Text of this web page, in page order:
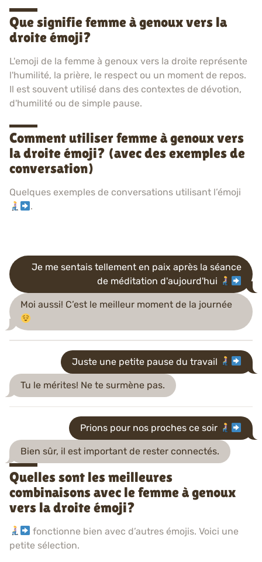
Que signifie femme à genoux vers la
droite émoji?
L'emoji de la femme à genoux vers la droite représente
l'humilité, la prière, le respect ou un moment de repos.
Il est souvent utilisé dans des contextes de dévotion,
d'humilité ou de simple pause.
Comment utiliser femme à genoux vers
la droite émoji? (avec des exemples de
conversation)
Quelques exemples de conversations utilisant l’émoji
.
Je me sentais tellement en paix après la séance
de méditation d'aujourd'hui
Moi aussi! C’est le meilleur moment de la journée
Juste une petite pause du travail
Tu le mérites! Ne te surmène pas.
Prions pour nos proches ce soir
Bien sûr, il est important de rester connectés.
Quelles sont les meilleures
combinaisons avec le femme à genoux
vers la droite émoji?
fonctionne bien avec d’autres émojis. Voici une
petite sélection.